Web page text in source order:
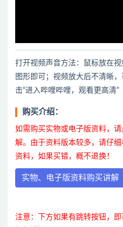
打开视频声音方法：鼠标放在
图形即可；视频放大后不清晰
击“进入哔哩哔哩，观看更高清”
购买介绍：
如需购买实物或电子版资料，
解。由于资料版本较多，请仔
资料，如果买错，概不退换！
实物、电子版资料购买讲解
注意：下方如果有跳转按钮，